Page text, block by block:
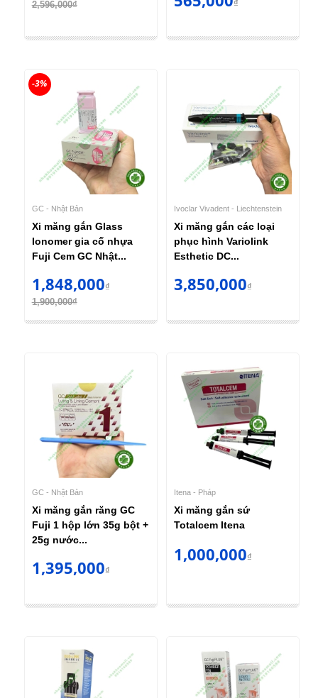
2,596,000₫
₫
GC - Nhật Bản
Xi măng gắn Glass
Ionomer gia cố nhựa
Fuji Cem GC Nhật...
1,848,000₫
1,900,000₫
-3%
Ivoclar Vivadent - Liechtenstein
Xi măng gắn các loại
phục hình Variolink
Esthetic DC...
3,850,000₫
GC - Nhật Bản
Xi măng gắn răng GC
Fuji 1 hộp lớn 35g bột +
25g nước...
1,395,000₫
Itena - Pháp
Xi măng gắn sứ
Totalcem Itena
1,000,000₫